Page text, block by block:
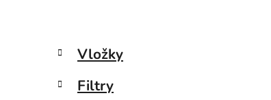
P
s
Přeskočit
kategorie
K
a
e
Vložky
Filtry